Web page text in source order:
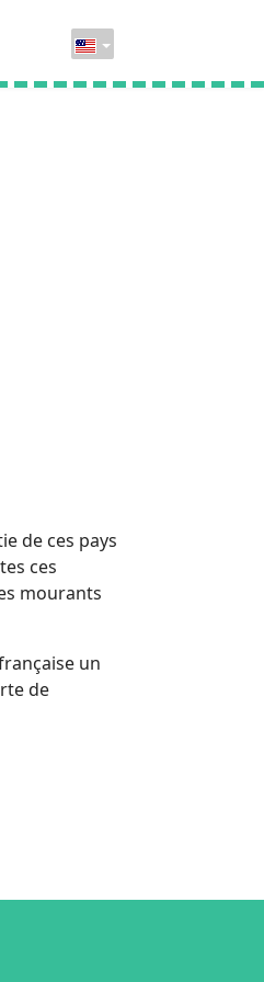
de ces pays
ces
mourants
un
de